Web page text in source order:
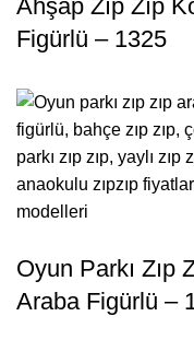
Ahşap Zıp Zıp
Figürlü – 1325
Oyun Parkı Zıp
Araba Figürlü –